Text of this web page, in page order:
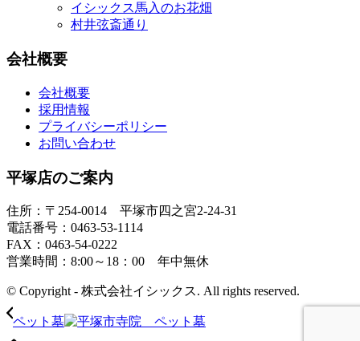
イシックス馬入のお花畑
村井弦斎通り
会社概要
会社概要
採用情報
プライバシーポリシー
お問い合わせ
平塚店のご案内
住所：〒254-0014 平塚市四之宮2-24-31
電話番号：0463-53-1114
FAX：0463-54-0222
営業時間：8:00～18：00 年中無休
© Copyright - 株式会社イシックス. All rights reserved.
ペット墓